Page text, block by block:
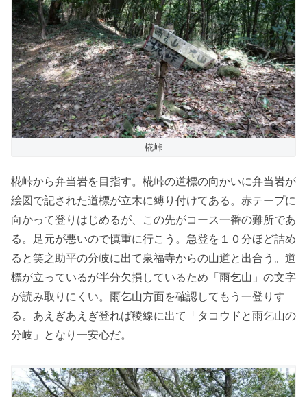
椛峠
椛峠から弁当岩を目指す。椛峠の道標の向かいに弁当岩が
絵図で記された道標が立木に縛り付けてある。赤テープに
向かって登りはじめるが、この先がコース一番の難所であ
る。足元が悪いので慎重に行こう。急登を１０分ほど詰め
ると笑之助平の分岐に出て泉福寺からの山道と出合う。道
標が立っているが半分欠損しているため「雨乞山」の文字
が読み取りにくい。雨乞山方面を確認してもう一登りす
る。あえぎあえぎ登れば稜線に出て「タコウドと雨乞山の
分岐」となり一安心だ。